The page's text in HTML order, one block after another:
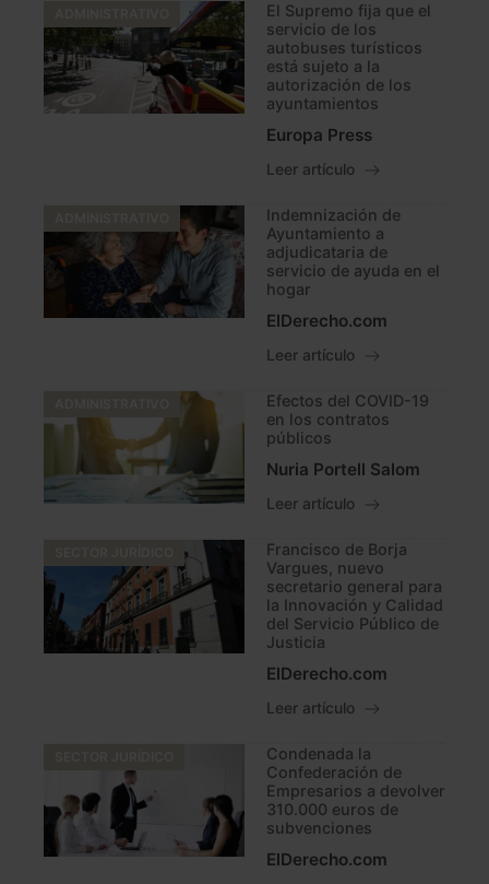
El Supremo fija que el
servicio de los
autobuses turísticos
está sujeto a la
autorización de los
ayuntamientos
Europa Press
Leer artículo
Indemnización de
Ayuntamiento a
adjudicataria de
servicio de ayuda en el
hogar
ElDerecho.com
Leer artículo
Efectos del COVID-19
en los contratos
públicos
Nuria Portell Salom
Leer artículo
Francisco de Borja
Vargues, nuevo
secretario general para
la Innovación y Calidad
del Servicio Público de
Justicia
ElDerecho.com
Leer artículo
Condenada la
Confederación de
Empresarios a devolver
310.000 euros de
subvenciones
ElDerecho.com